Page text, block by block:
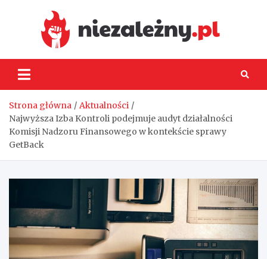
Strona główna
Aktualności
Najwyższa Izba Kontroli podejmuje audyt działalności
Komisji Nadzoru Finansowego w kontekście sprawy
GetBack